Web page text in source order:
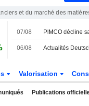
et du marché des
07/08
06/08
Valorisation
Publications